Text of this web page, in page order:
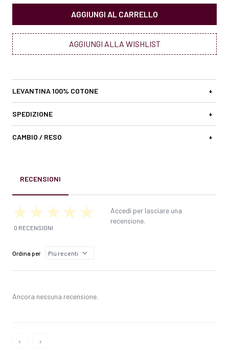
AGGIUNGI AL CARRELLO
AGGIUNGI ALLA WISHLIST
LEVANTINA 100% COTONE +
SPEDIZIONE +
CAMBIO / RESO +
RECENSIONI
0 RECENSIONI
Accedi per lasciare una
recensione.
Ordina per
Ancora nessuna recensione.
‹ ›